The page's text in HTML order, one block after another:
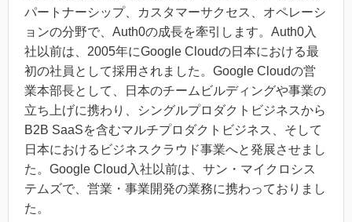
パートナーシップ、カスタマーサクセス、オペレーシ
ョンの分野で、Auth0の成長を牽引します。Auth0入
社以前は、2005年にGoogle Cloudの日本における最
初の社員として採用されました。Google Cloudの営
業本部長として、日本のチームビルディングや事業の
立ち上げに携わり、シングルプロダクトビジネスから
B2B SaaSを含むマルチプロダクトビジネス、そして
日本におけるビジネスクラウド事業へと発展させまし
た。Google Cloud入社以前は、サン・マイクロシス
テムズで、営業・事業開発の業務に携わっておりまし
た。